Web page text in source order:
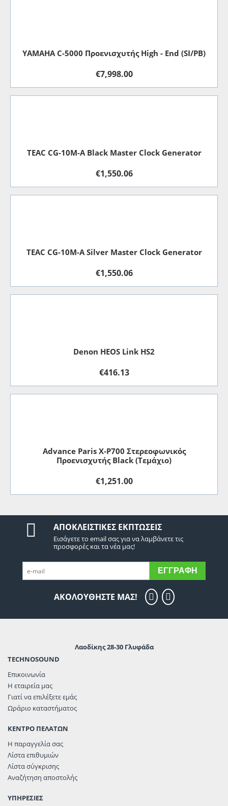
YAMAHA C-5000 Προενισχυτής High - End (SI/PB)
€7,998.00
TEAC CG-10M-A Black Master Clock Generator
€1,550.06
TEAC CG-10M-A Silver Master Clock Generator
€1,550.06
Denon HEOS Link HS2
€416.13
Advance Paris X-P700 Στερεοφωνικός
Προενισχυτής Black (Τεμάχιο)
€1,251.00
ΑΠΟΚΛΕΙΣΤΙΚΈΣ ΕΚΠΤΏΣΕΙΣ
Εισάγετε το email σας για να λαμβάνετε τις
προσφορές και τα νέα μας!
ΕΓΓΡΑΦΉ
ΑΚΟΛΟΥΘΗΣΤΕ ΜΑΣ!
Λαοδίκης 28-30 Γλυφάδα
TECHNOSOUND
Επικοινωνία
Η εταιρεία μας
Γιατί να επιλέξετε εμάς
Ωράριο καταστήματος
ΚΕΝΤΡΟ ΠΕΛΑΤΩΝ
Η παραγγελία σας
Λίστα επιθυμιών
Λίστα σύγκρισης
Αναζήτηση αποστολής
ΥΠΗΡΕΣΙΕΣ